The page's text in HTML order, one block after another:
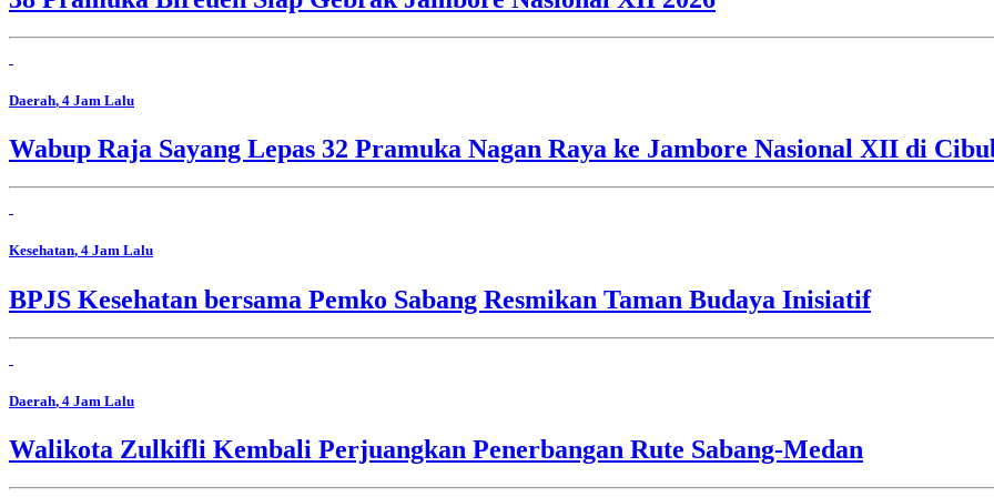
Daerah, 4 Jam Lalu
Wabup Raja Sayang Lepas 32 Pramuka Nagan Raya ke Jambore Nasional XII di
Kesehatan, 4 Jam Lalu
BPJS Kesehatan bersama Pemko Sabang Resmikan Taman Budaya Inisiatif
Daerah, 4 Jam Lalu
Walikota Zulkifli Kembali Perjuangkan Penerbangan Rute Sabang-Medan